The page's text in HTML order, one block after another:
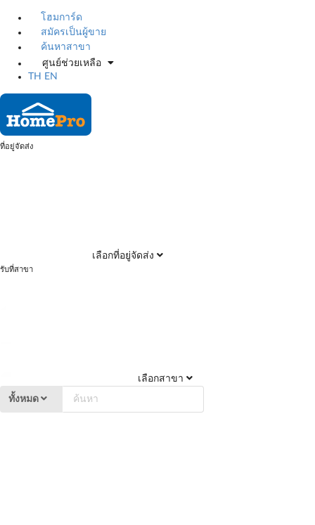
โฮมการ์ด
สมัครเป็นผู้ขาย
ค้นหาสาขา
ศูนย์ช่วยเหลือ
TH
EN
ที่อยู่จัดส่ง
เลือกที่อยู่จัดส่ง
รับที่สาขา
เลือกสาขา
ทั้งหมด